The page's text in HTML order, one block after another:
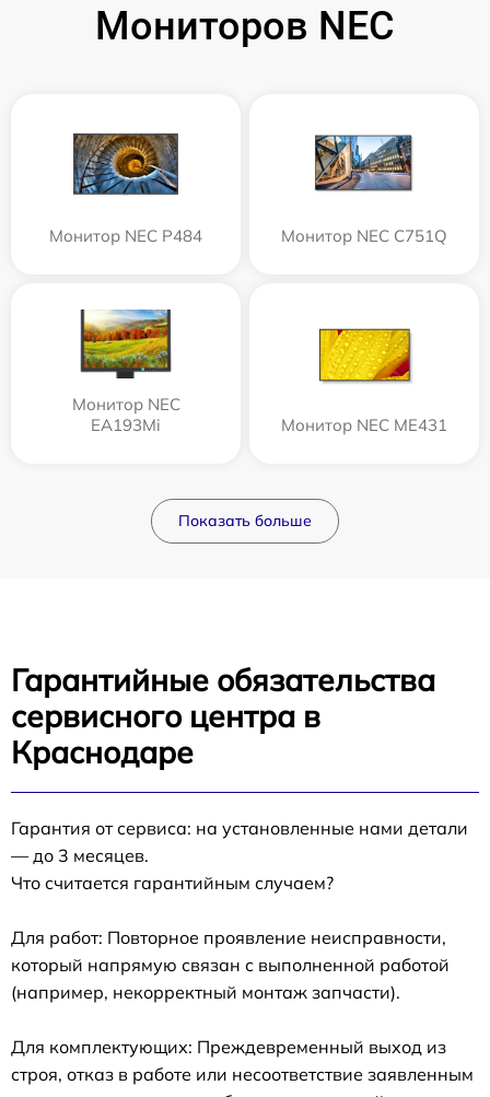
Мониторов NEC
Монитор NEC P484 Монитор NEC C751Q
Монитор NEC
EA193Mi
Монитор NEC ME431
Показать больше
Гарантийные обязательства
сервисного центра в
Краснодаре
Гарантия от сервиса: на установленные нами детали
— до 3 месяцев.
Что считается гарантийным случаем?
Для работ: Повторное проявление неисправности,
который напрямую связан с выполненной работой
(например, некорректный монтаж запчасти).
Для комплектующих: Преждевременный выход из
строя, отказ в работе или несоответствие заявленным